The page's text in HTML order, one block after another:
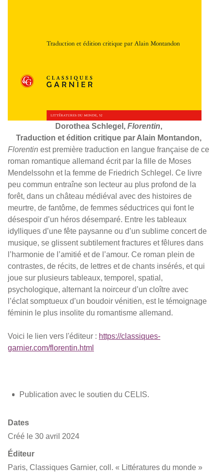
Dorothea Schlegel, Florentin,
Traduction et édition critique par Alain Montandon,
Florentin est première traduction en langue française de ce
roman romantique allemand écrit par la fille de Moses
Mendelssohn et la femme de Friedrich Schlegel. Ce livre
peu commun entraîne son lecteur au plus profond de la
forêt, dans un château médiéval avec des histoires de
meurtre, de fantôme, de femmes séductrices qui font le
désespoir d’un héros désemparé. Entre les tableaux
idylliques d’une fête paysanne ou d’un sublime concert de
musique, se glissent subtilement fractures et fêlures dans
l’harmonie de l’amitié et de l’amour. Ce roman plein de
contrastes, de récits, de lettres et de chants insérés, et qui
joue sur plusieurs tableaux, temporel, spatial,
psychologique, alternant la noirceur d’un cloître avec
l’éclat somptueux d’un boudoir vénitien, est le témoignage
féminin le plus insolite du romantisme allemand.
Voici le lien vers l'éditeur : https://classiques-
garnier.com/florentin.html
Publication avec le soutien du CELIS.
Dates
Créé le 30 avril 2024
Éditeur
Paris, Classiques Garnier, coll. « Littératures du monde »